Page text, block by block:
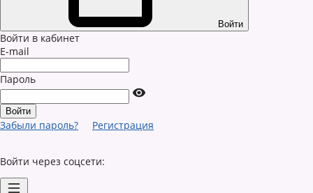
Войти
Войти в кабинет
E-mail
Пароль
Забыли пароль? Регистрация
Войти через соцсети: